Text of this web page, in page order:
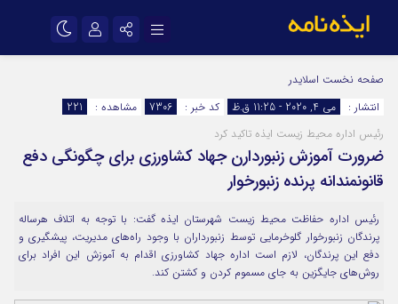
اینستاگرام
سروش
ایتا
آپارات
رمز عبور
مرا به خاطر بسپار
صفحه نخست اسلایدر
انتشار :
می 4, 2020 - 11:25 ق.ظ کد خبر : 7306 مشاهده :
221
رئیس اداره محیط زیست ایذه تاکید کرد
ضرورت آموزش زنبوردارن جهاد کشاورزی برای چگونگی دفع
قانونمندانه پرنده زنبورخوار
رئیس اداره حفاظت محیط زیست شهرستان‌ ایذه گفت: با توجه به اتلاف هرساله
پرندگان زنبورخوار گلوخرمایی توسط زنبورداران با وجود راه‌های مدیریت، پیشگیری و
دفع این پرندگان، لازم است اداره جهاد کشاورزی اقدام به آموزش این افراد برای
روش‌های جایگزین به جای مسموم کردن و کشتن کند.